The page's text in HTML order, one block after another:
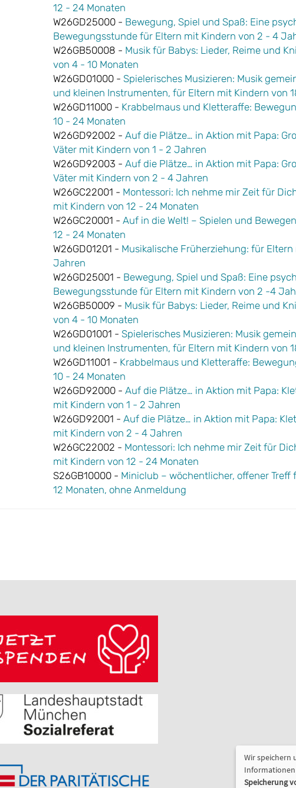
12 - 24 Monaten
W26GD25000 - Bewegung, Spiel und Spaß: Eine
Bewegungsstunde für Eltern mit Kindern von 2 - 4
W26GB50008 - Musik für Babys: Lieder, Reime und
von 4 - 10 Monaten
W26GD01000 - Spielerisches Musizieren: Musik
und kleinen Instrumenten, für Eltern mit Kindern von
W26GD11000 - Krabbelmaus und Kletteraffe:
10 - 24 Monaten
W26GD92002 - Auf die Plätze… in Aktion mit Papa:
Väter mit Kindern von 1 - 2 Jahren
W26GD92003 - Auf die Plätze… in Aktion mit Papa:
Väter mit Kindern von 2 - 4 Jahren
W26GC22001 - Montessori: Ich nehme mir Zeit für
mit Kindern von 12 - 24 Monaten
W26GC20001 - Auf in die Welt! – Spielen und
12 - 24 Monaten
W26GD01201 - Musikalische Früherziehung: für
Jahren
W26GD25001 - Bewegung, Spiel und Spaß: Eine
Bewegungsstunde für Eltern mit Kindern von 2 -4
W26GB50009 - Musik für Babys: Lieder, Reime und
von 4 - 10 Monaten
W26GD01001 - Spielerisches Musizieren: Musik
und kleinen Instrumenten, für Eltern mit Kindern von
W26GD11001 - Krabbelmaus und Kletteraffe:
10 - 24 Monaten
W26GD92000 - Auf die Plätze… in Aktion mit Papa:
mit Kindern von 1 - 2 Jahren
W26GD92001 - Auf die Plätze… in Aktion mit Papa:
mit Kindern von 2 - 4 Jahren
W26GC22002 - Montessori: Ich nehme mir Zeit für
mit Kindern von 12 - 24 Monaten
S26GB10000 - Miniclub – wöchentlicher, offener Treff
12 Monaten, ohne Anmeldung
Wir speichern
Speicherung